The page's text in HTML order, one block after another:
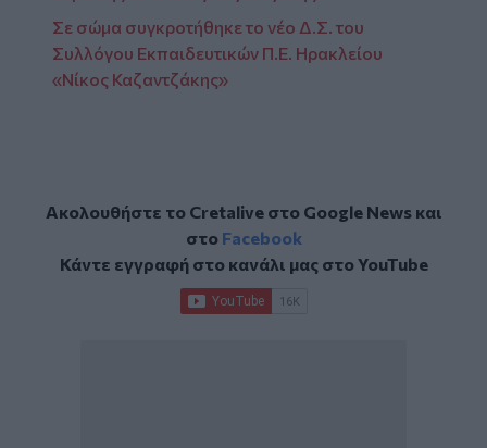
Σε σώμα συγκροτήθηκε το νέο Δ.Σ. του
Συλλόγου Εκπαιδευτικών Π.Ε. Ηρακλείου
«Νίκος Καζαντζάκης»
Ακολουθήστε το Cretalive στο Google Newsκαι
στο Facebook
Κάντε εγγραφή στο κανάλι μας στοYouTube